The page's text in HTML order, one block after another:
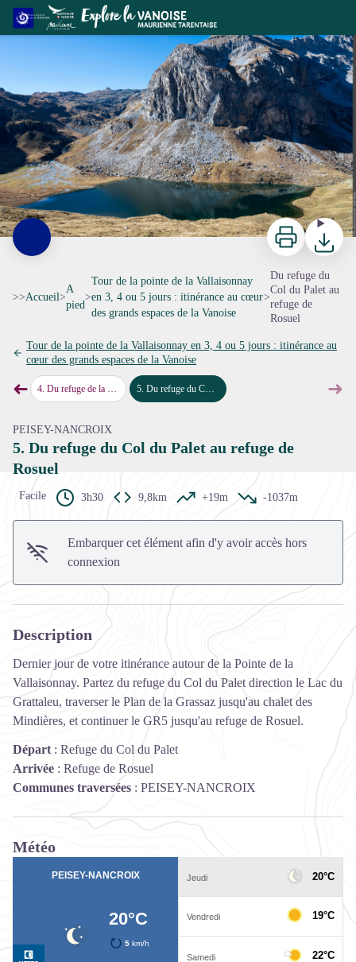
Du refuge du Col du Palet au refuge de Rosuel
Voir l'image en plein écran
Imprimer
>>Accueil>
A
pied
>
Tour de la pointe de la Vallaisonnay
en 3, 4 ou 5 jours : itinérance au cœur
des grands espaces de la Vanoise
>
Du refuge du
Col du Palet au
refuge de
Rosuel
Tour de la pointe de la Vallaisonnay en 3, 4 ou 5 jours : itinérance au
cœur des grands espaces de la Vanoise
➜Étape précédente
4. Du refuge de la Glière au refuge du Col du Palet 5 .Du refuge du Col du Palet au refuge de Rosuel ➜
PEISEY-NANCROIX
5. Du refuge du Col du Palet au refuge de
Rosuel
Facile 3h30 9,8km +19m -1037m
Embarquer cet élément afin d'y avoir accès hors
connexion
Description
Dernier jour de votre itinérance autour de la Pointe de la
Vallaisonnay. Partez du refuge du Col du Palet direction le Lac du
Grattaleu, traverser le Plan de la Grassaz jusqu'au chalet des
Mindières, et continuer le GR5 jusqu'au refuge de Rosuel.
Départ : Refuge du Col du Palet
Arrivée : Refuge de Rosuel
Communes traversées : PEISEY-NANCROIX
Météo